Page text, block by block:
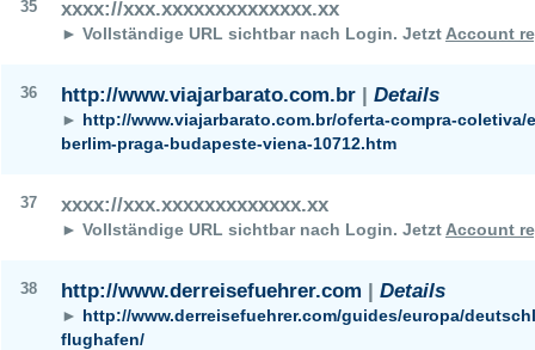
35 xxxx://xxx.xxxxxxxxxxxxxx.xx
► Vollständige URL sichtbar nach Login. Jetzt Account
36 http://www.viajarbarato.com.br | Details
► http://www.viajarbarato.com.br/oferta-compra-coletiva/
berlim-praga-budapeste-viena-10712.htm
37 xxxx://xxx.xxxxxxxxxxxxx.xx
► Vollständige URL sichtbar nach Login. Jetzt Account
38 http://www.derreisefuehrer.com | Details
► http://www.derreisefuehrer.com/guides/europa/
flughafen/